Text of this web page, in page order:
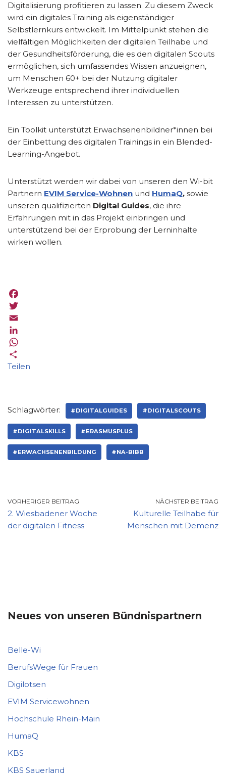
Digitalisierung profitieren zu lassen. Zu diesem Zweck
wird ein digitales Training als eigenständiger
Selbstlernkurs entwickelt. Im Mittelpunkt stehen die
vielfältigen Möglichkeiten der digitalen Teilhabe und
der Gesundheitsförderung, die es den digitalen Scouts
ermöglichen, sich umfassendes Wissen anzueignen,
um Menschen 60+ bei der Nutzung digitaler
Werkzeuge entsprechend ihrer individuellen
Interessen zu unterstützen.
Ein Toolkit unterstützt Erwachsenenbildner*innen bei
der Einbettung des digitalen Trainings in ein Blended-
Learning-Angebot.
Unterstützt werden wir dabei von unseren den Wi-bit
Partnern EVIM Service-Wohnen und HumaQ, sowie
unseren qualifizierten Digital Guides, die ihre
Erfahrungen mit in das Projekt einbringen und
unterstützend bei der Erprobung der Lerninhalte
wirken wollen.
F
a
c
e
b
o
T
w
t
t
E
m
a
i
L
n
I
n
W
h
A
p
p
Teilen
Schlagwörter: #DIGITALGUIDES #DIGITALSCOUTS
#DIGITALSKILLS #ERASMUSPLUS
#ERWACHSENENBILDUNG #NA-BIBB
VORHERIGER BEITRAG
2. Wiesbadener Woche
der digitalen Fitness
NÄCHSTER BEITRAG
Kulturelle Teilhabe für
Menschen mit Demenz
Neues von unseren Bündnispartnern
Belle-Wi
BerufsWege für Frauen
Digilotsen
EVIM Servicewohnen
Hochschule Rhein-Main
HumaQ
KBS
KBS Sauerland